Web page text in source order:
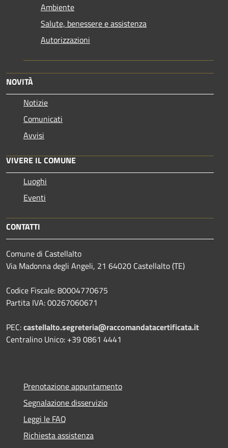
Ambiente
Salute, benessere e assistenza
Autorizzazioni
NOVITÀ
Notizie
Comunicati
Avvisi
VIVERE IL COMUNE
Luoghi
Eventi
CONTATTI
Comune di Castellalto
Via Madonna degli Angeli, 21 64020 Castellalto (TE)
Codice Fiscale: 80004770675
Partita IVA: 00267060671
PEC:castellalto.segreteria@raccomandatacertificata.it
Centralino Unico: +39 0861 4441
Prenotazione appuntamento
Segnalazione disservizio
Leggi le FAQ
Richiesta assistenza